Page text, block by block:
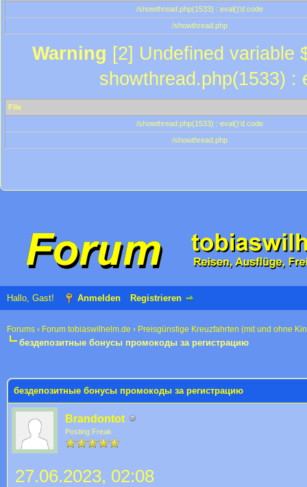
/showthread.php(1533) : eval()'d code
/showthread.php
Warning [2] Undefined variable
showthread.php(1533) :
File
/showthread.php(1533) : eval()'d code
/showthread.php
Hallo, Gast! Anmelden Registrieren
Forums › Forum tobiaswilhelm.de › Preisgünstige Kreuzfahrten (mit und ohne
бездепозитные бонусы промокоды за регистрацию
бездепозитные бонусы промокоды за регистрацию
Brandontot
Posting Freak
27.06.2023, 02:08